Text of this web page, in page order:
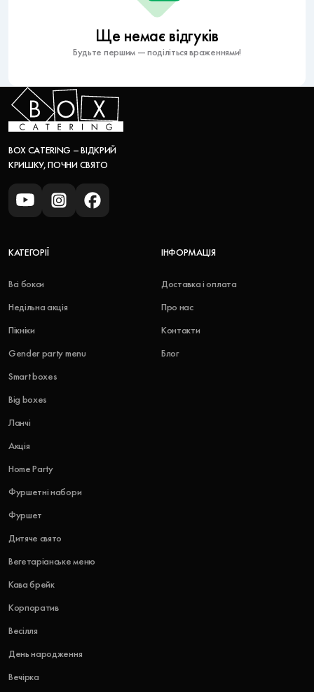
Ще немає відгуків
Будьте першим — поділіться враженнями!
BOX CATERING – ВІДКРИЙ
КРИШКУ, ПОЧНИ СВЯТО
КАТЕГОРІЇ
Всі бокси
Недільна акція
Пікніки
Gender party menu
Smart boxes
Big boxes
Ланчі
Акція
Home Party
Фуршетні набори
Фуршет
Дитяче свято
Вегетаріанське меню
Кава брейк
Корпоратив
Весілля
День народження
Вечірка
ІНФОРМАЦІЯ
Доставка і оплата
Про нас
Контакти
Блог